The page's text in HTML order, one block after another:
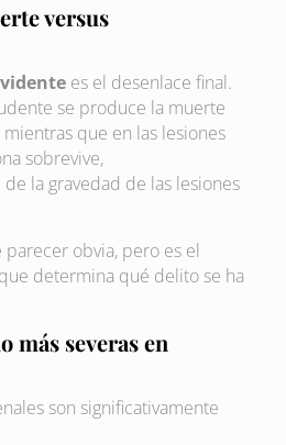
versus
es el desenlace final.
se produce la muerte
que en las lesiones
sobrevive,
la gravedad de las lesiones
obvia, pero es el
determina qué delito se ha
más severas en
son significativamente